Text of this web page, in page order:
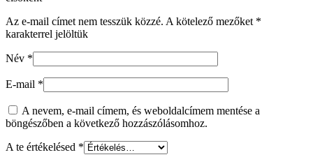
Az e-mail címet nem tesszük közzé. A kötelező mezőket *
karakterrel jelöltük
Név *
E-mail *
A nevem, e-mail címem, és weboldalcímem mentése a
böngészőben a következő hozzászólásomhoz.
A te értékelésed *